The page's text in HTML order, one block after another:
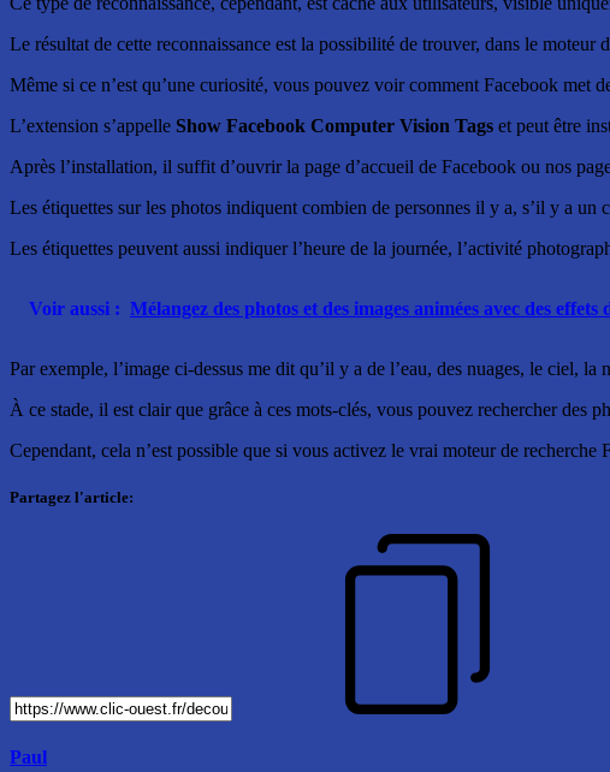
Le résultat de cette reconnaissance est la possibilité de trouver, dans le
Même si ce n’est qu’une curiosité, vous pouvez voir comment Facebook met
L’extension s’appelle Show Facebook Computer Vision Tags et peut être
Après l’installation, il suffit d’ouvrir la page d’accueil de Facebook ou nos
Les étiquettes sur les photos indiquent combien de personnes il y a, s’il y a un
Les étiquettes peuvent aussi indiquer l’heure de la journée, l’activité
Voir aussi : Mélangez des photos et des images animées avec des
Par exemple, l’image ci-dessus me dit qu’il y a de l’eau, des nuages, le ciel, la
À ce stade, il est clair que grâce à ces mots-clés, vous pouvez rechercher des
Cependant, cela n’est possible que si vous activez le vrai moteur de
Partagez l'article:
Paul